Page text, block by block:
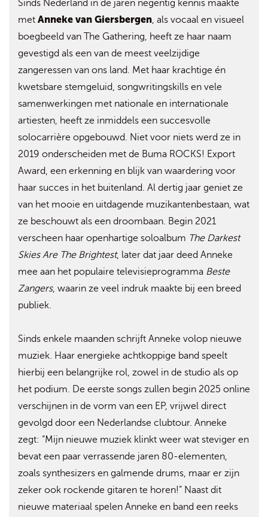
Sinds Nederland in de jaren negentig kennis maakte
met Anneke van Giersbergen, als vocaal en visueel
boegbeeld van The Gathering, heeft ze haar naam
gevestigd als een van de meest veelzijdige
zangeressen van ons land. Met haar krachtige én
kwetsbare stemgeluid, songwritingskills en vele
samenwerkingen met nationale en internationale
artiesten, heeft ze inmiddels een succesvolle
solocarrière opgebouwd. Niet voor niets werd ze in
2019 onderscheiden met de Buma ROCKS! Export
Award, een erkenning en blijk van waardering voor
haar succes in het buitenland. Al dertig jaar geniet ze
van het mooie en uitdagende muzikantenbestaan, wat
ze beschouwt als een droombaan. Begin 2021
verscheen haar openhartige soloalbum The Darkest
Skies Are The Brightest, later dat jaar deed Anneke
mee aan het populaire televisieprogramma Beste
Zangers, waarin ze veel indruk maakte bij een breed
publiek.
Sinds enkele maanden schrijft Anneke volop nieuwe
muziek. Haar energieke achtkoppige band speelt
hierbij een belangrijke rol, zowel in de studio als op
het podium. De eerste songs zullen begin 2025 online
verschijnen in de vorm van een EP, vrijwel direct
gevolgd door een Nederlandse clubtour. Anneke
zegt: “Mijn nieuwe muziek klinkt weer wat steviger en
bevat een paar verrassende jaren 80-elementen,
zoals synthesizers en galmende drums, maar er zijn
zeker ook rockende gitaren te horen!” Naast dit
nieuwe materiaal spelen Anneke en band een reeks